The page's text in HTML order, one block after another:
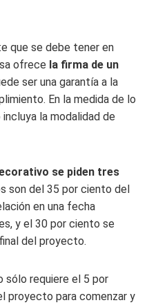
que se debe tener en
ofrece la firma de un
ser una garantía a la
En la medida de lo
la modalidad de
se piden tres
son del 35 por ciento del
en una fecha
y el 30 por ciento se
del proyecto.
sólo requiere el 5 por
proyecto para comenzar y